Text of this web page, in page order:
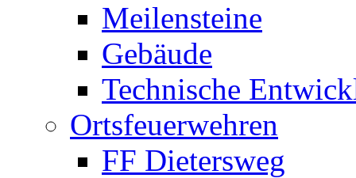
Meilensteine
Gebäude
Technische
Ortsfeuerwehren
FF Dietersweg